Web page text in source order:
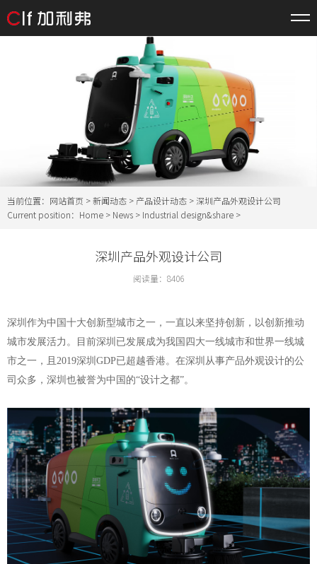
当前位置： 网站首页 >新闻动态 > 产品设计动态 > 深圳产品外观设计公司
Current position： Home > News > Industrial design&share >
深圳产品外观设计公司
阅读量： 8406
深圳作为中国十大创新型城市之一，一直以来坚持创新，以创新推动
城市发展活力。目前深圳已发展成为我国四大一线城市和世界一线城
市之一，且 2019深圳GDP已超越香港。在深圳从事产品外观设计的公
司 众多，深圳也被誉为中国的“设计之都”。